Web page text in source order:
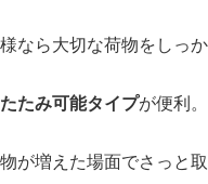
ら大切な荷物をしっか
たみ可能タイプが便利。
増えた場面でさっと取